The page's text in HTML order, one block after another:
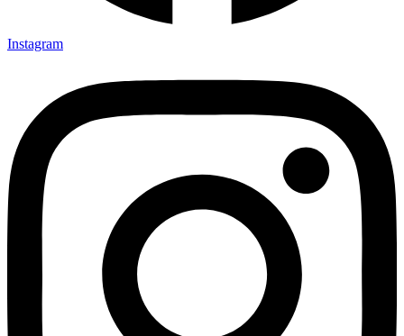
Instagram